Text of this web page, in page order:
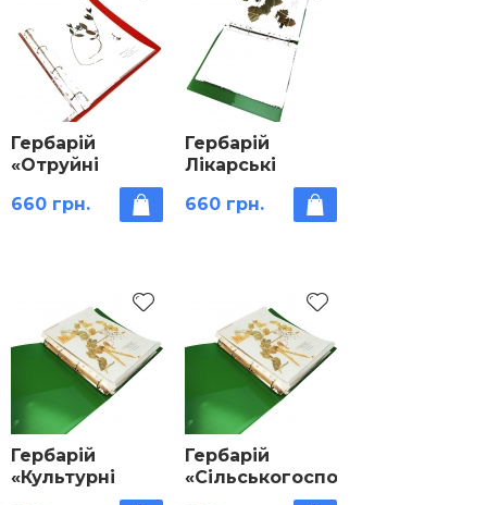
Гербарій
«Отруйні
660 грн.
Гербарій
Лікарські
660 грн.
Гербарій
«Культурні
Гербарій
«Сільськогосподарські